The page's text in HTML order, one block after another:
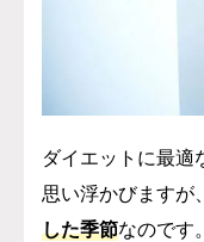
ダイエットに最適
思い浮かびますが
した季節なのです。